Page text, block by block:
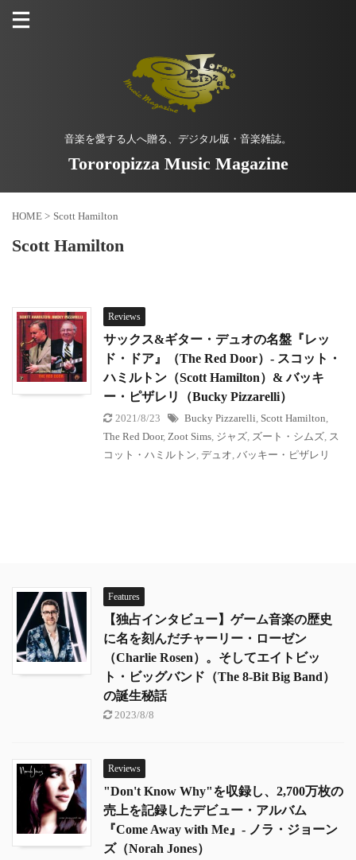
音楽を愛する人へ贈る、デジタル版・音楽雑誌。
Tororopizza Music Magazine
HOME > Scott Hamilton
Scott Hamilton
Reviews
サックス&ギター・デュオの名盤『レッ
ド・ドア』（The Red Door）- スコット・
ハミルトン（Scott Hamilton）& バッキ
ー・ピザレリ（Bucky Pizzarelli）
2021/8/23 Bucky Pizzarelli Scott Hamilton
The Red Door, Zoot Sims ジャズ ズート・シムズ ス
コット・ハミルトン デュオ バッキー・ピザレリ
Features
【独占インタビュー】ゲーム音楽の歴史
に名を刻んだチャーリー・ローゼン
（Charlie Rosen）。そしてエイトビッ
ト・ビッグバンド（The 8-Bit Big Band）
の誕生秘話
2023/8/8
Reviews
"Don't Know Why"を収録し、2,700万枚の
売上を記録したデビュー・アルバム
『Come Away with Me』- ノラ・ジョーン
ズ（Norah Jones）